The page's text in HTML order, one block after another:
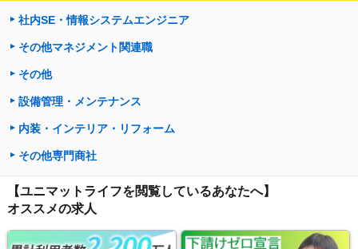
社内SE・情報システムエンジニア
その他マネジメント関連職
その他
設備管理・メンテナンス
内装・インテリア・リフォーム
その他専門商社
【ユニマットライフを閲覧しているあなたへ】
オススメの求人